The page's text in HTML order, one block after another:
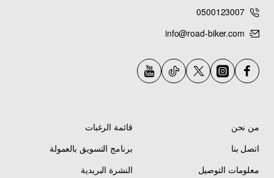
0500123007
info@road-biker.com
من نحن
اتصل بنا
معلومات التوصيل
قائمة الرغبات
برنامج التسويق بالعمولة
النشرة البريدية